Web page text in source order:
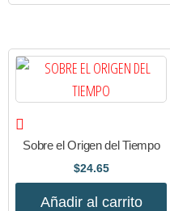
Sobre el Origen del Tiempo
$24.65
Añadir al carrito